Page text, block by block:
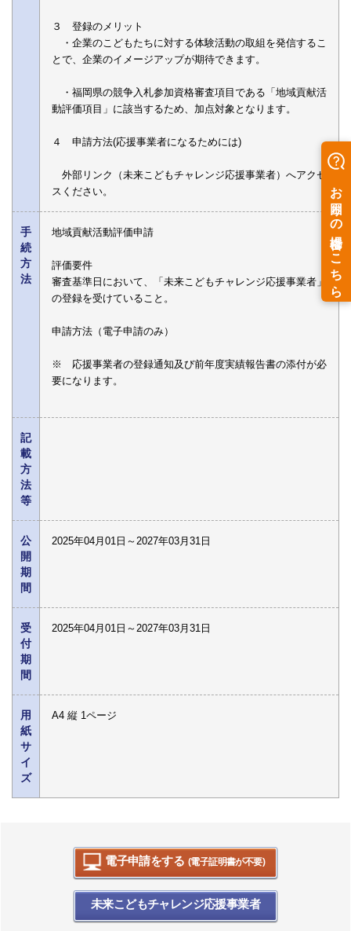
３ 登録のメリット
・企業のこどもたちに対する体験活動の取組を発信するこ
とで、企業のイメージアップが期待できます。
・福岡県の競争入札参加資格審査項目である「地域貢献活
動評価項目」に該当するため、加点対象となります。
４ 申請方法(応援事業者になるためには)
外部リンク（未来こどもチャレンジ応援事業者）へアクセ
スください。
手
続
方
法
地域貢献活動評価申請
評価要件
審査基準日において、「未来こどもチャレンジ応援事業者」
の登録を受けていること。
申請方法（電子申請のみ）
※ 応援事業者の登録通知及び前年度実績報告書の添付が必
要になります。
記
載
方
法
等
公
開
期
間
2025年04月01日～2027年03月31日
受
付
期
間
2025年04月01日～2027年03月31日
用
紙
サ
イ
ズ
A4 縦 1ページ
電子申請をする (電子証明書が不要)
未来こどもチャレンジ応援事業者